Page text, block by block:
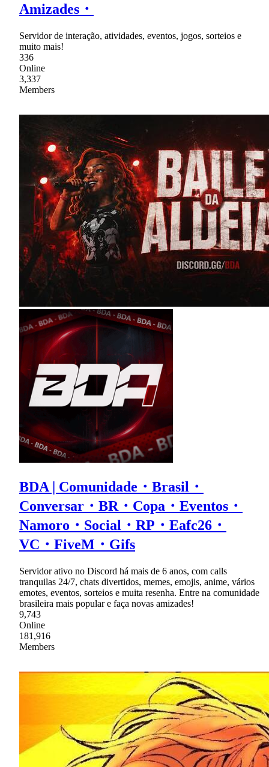
Amizades・
Servidor de interação, atividades, eventos, jogos, sorteios e
muito mais!
336
Online
3,337
Members
BDA | Comunidade・Brasil・
Conversar・BR・Copa・Eventos・
Namoro・Social・RP・Eafc26・
VC・FiveM・Gifs
Servidor ativo no Discord há mais de 6 anos, com calls
tranquilas 24/7, chats divertidos, memes, emojis, anime, vários
emotes, eventos, sorteios e muita resenha. Entre na comunidade
brasileira mais popular e faça novas amizades!
9,743
Online
181,916
Members